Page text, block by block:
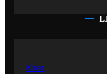
Kher